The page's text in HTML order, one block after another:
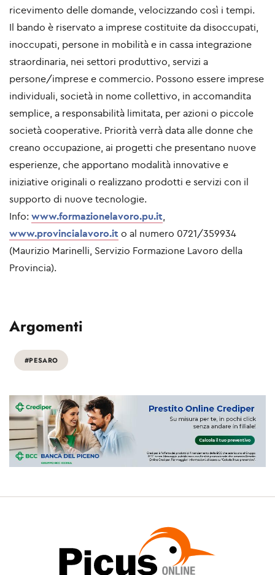
ricevimento delle domande, velocizzando così i tempi.
Il bando è riservato a imprese costituite da disoccupati,
inoccupati, persone in mobilità e in cassa integrazione
straordinaria, nei settori produttivo, servizi a
persone/imprese e commercio. Possono essere imprese
individuali, società in nome collettivo, in accomandita
semplice, a responsabilità limitata, per azioni o piccole
società cooperative. Priorità verrà data alle donne che
creano occupazione, ai progetti che presentano nuove
esperienze, che apportano modalità innovative e
iniziative originali o realizzano prodotti e servizi con il
supporto di nuove tecnologie.
Info: www.formazionelavoro.pu.it,
www.provincialavoro.it o al numero 0721/359934
(Maurizio Marinelli, Servizio Formazione Lavoro della
Provincia).
Argomenti
#PESARO